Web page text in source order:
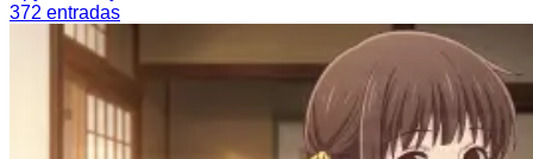
372 entradas